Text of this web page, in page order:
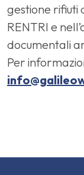
gestione rifiuti
RENTRI e
documentali
Per